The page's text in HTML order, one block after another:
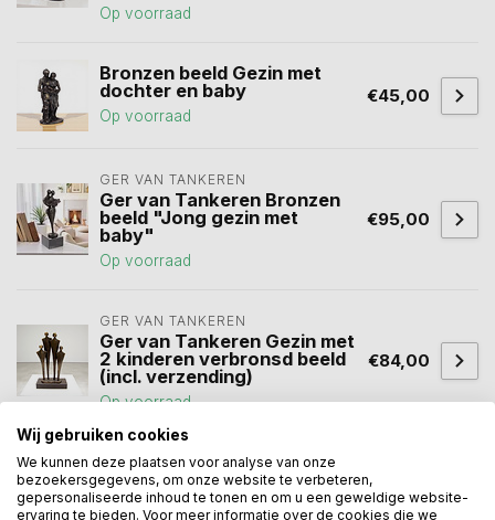
Op voorraad
Bronzen beeld Gezin met
dochter en baby
Op voorraad
€45,00
GER VAN TANKEREN
Ger van Tankeren Bronzen
beeld "Jong gezin met
baby"
Op voorraad
€95,00
GER VAN TANKEREN
Ger van Tankeren Gezin met
2 kinderen verbronsd beeld
(incl. verzending)
Op voorraad
€84,00
familiebeeld(3) gezin(5) ouders met kind
Wij gebruiken cookies
We kunnen deze plaatsen voor analyse van onze
bezoekersgegevens, om onze website te verbeteren,
gepersonaliseerde inhoud te tonen en om u een geweldige website-
ervaring te bieden. Voor meer informatie over de cookies die we